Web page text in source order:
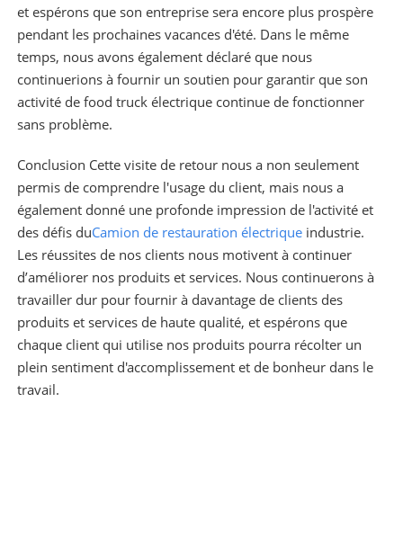
et espérons que son entreprise sera encore plus prospère
pendant les prochaines vacances d'été. Dans le même
temps, nous avons également déclaré que nous
continuerions à fournir un soutien pour garantir que son
activité de food truck électrique continue de fonctionner
sans problème.
Conclusion Cette visite de retour nous a non seulement
permis de comprendre l'usage du client, mais nous a
également donné une profonde impression de l'activité et
des défis duCamion de restauration électrique industrie.
Les réussites de nos clients nous motivent à continuer
d’améliorer nos produits et services. Nous continuerons à
travailler dur pour fournir à davantage de clients des
produits et services de haute qualité, et espérons que
chaque client qui utilise nos produits pourra récolter un
plein sentiment d'accomplissement et de bonheur dans le
travail.